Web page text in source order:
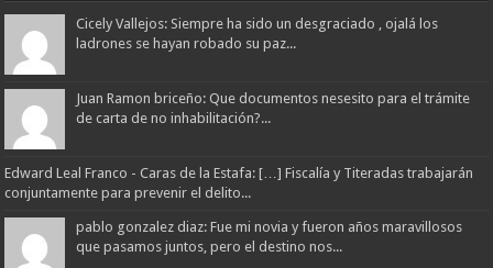
Cicely Vallejos: Siempre ha sido un desgraciado , ojalá los
ladrones se hayan robado su paz...
Juan Ramon briceño: Que documentos nesesito para el trámite
de carta de no inhabilitación?...
Edward Leal Franco - Caras de la Estafa: […] Fiscalía y Titeradas trabajarán
conjuntamente para prevenir el delito...
pablo gonzalez diaz: Fue mi novia y fueron años maravillosos
que pasamos juntos, pero el destino nos...